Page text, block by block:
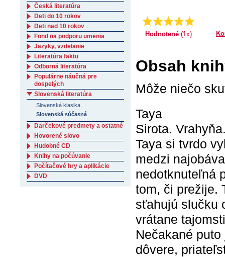
Priemer:
5.0
Hodnotené(1x)
Obsah
Môže niečo
Taya
Sirota.
Taya si tvrdo
medzi
nedotknuteľná
tom, či prežije.
sťahujú slučku
vrátane
Nečakané
dôvere,
Česká literatúra
Deti do 10 rokov
Deti nad 10 rokov
Fond na podporu umenia
Jazyky, vzdelanie
Literatúra faktu
Odborná literatúra
Populárne náučná pre
dospelých
Slovenská literatúra
Slovenská klasika
Slovenská súčasná
Darčekové predmety a ostatné
Hovorené slovo
Hudobné CD
Knihy na počúvanie
Počítačové hry a aplikácie
DVD